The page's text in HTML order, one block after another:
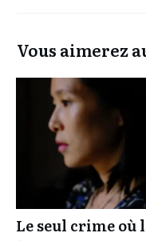
Vous aimerez
Le seul crime où